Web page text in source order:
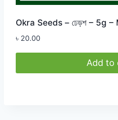
Okra Seeds – ঢেড়শ – 5g –
৳ 20.00
Add to